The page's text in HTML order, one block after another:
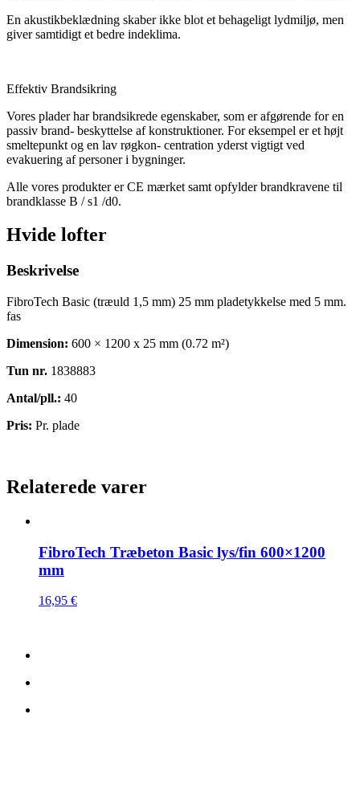
En akustikbeklædning skaber ikke blot et behageligt lydmiljø, men
giver samtidigt et bedre indeklima.
Effektiv Brandsikring
Vores plader har brandsikrede egenskaber, som er afgørende for en
passiv brand- beskyttelse af konstruktioner. For eksempel er et højt
smeltepunkt og en lav røgkon- centration yderst vigtigt ved
evakuering af personer i bygninger.
Alle vores produkter er CE mærket samt opfylder brandkravene til
brandklasse B / s1 /d0.
Hvide lofter
Beskrivelse
FibroTech Basic (træuld 1,5 mm) 25 mm pladetykkelse med 5 mm.
fas
Dimension: 600 × 1200 x 25 mm (0.72 m²)
Tun nr. 1838883
Antal/pll.: 40
Pris: Pr. plade
Relaterede varer
FibroTech Træbeton Basic lys/fin 600×1200
mm
16,95 €